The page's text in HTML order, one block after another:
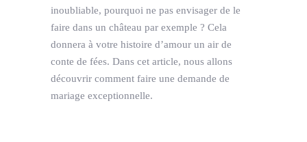
inoubliable, pourquoi ne pas envisager de le
faire dans un château par exemple ? Cela
donnera à votre histoire d’amour un air de
conte de fées. Dans cet article, nous allons
découvrir comment faire une demande de
mariage exceptionnelle.